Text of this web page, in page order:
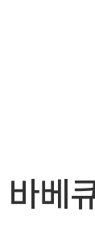
바